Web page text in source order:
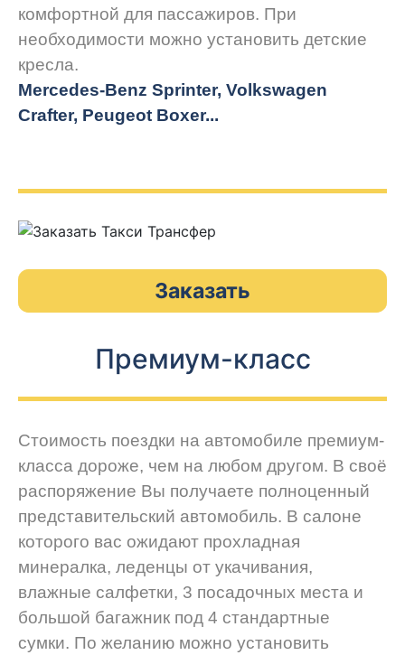
комфортной для пассажиров. При
необходимости можно установить детские
кресла.
Mercedes-Benz Sprinter, Volkswagen
Crafter, Peugeot Boxer...
Заказать
Премиум-класс
Стоимость поездки на автомобиле премиум-
класса дороже, чем на любом другом. В своё
распоряжение Вы получаете полноценный
представительский автомобиль. В салоне
которого вас ожидают прохладная
минералка, леденцы от укачивания,
влажные салфетки, 3 посадочных места и
большой багажник под 4 стандартные
сумки. По желанию можно установить